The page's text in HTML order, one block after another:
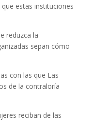
estas instituciones
reduzca la
sepan cómo
con las que Las
de la contraloría
reciban de las